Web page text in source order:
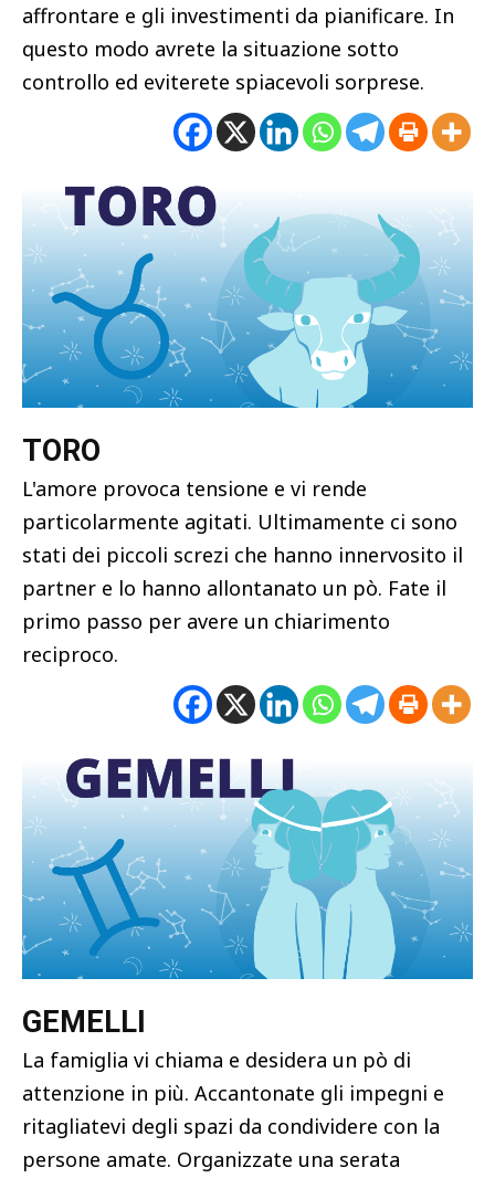
affrontare e gli investimenti da pianificare. In
questo modo avrete la situazione sotto
controllo ed eviterete spiacevoli sorprese.
TORO
L'amore provoca tensione e vi rende
particolarmente agitati. Ultimamente ci sono
stati dei piccoli screzi che hanno innervosito il
partner e lo hanno allontanato un pò. Fate il
primo passo per avere un chiarimento
reciproco.
GEMELLI
La famiglia vi chiama e desidera un pò di
attenzione in più. Accantonate gli impegni e
ritagliatevi degli spazi da condividere con la
persone amate. Organizzate una serata